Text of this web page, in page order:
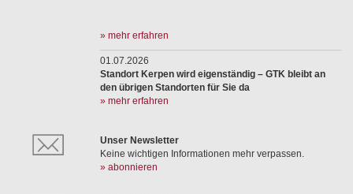
» mehr erfahren
01.07.2026
Standort Kerpen wird eigenständig – GTK bleibt an
den übrigen Standorten für Sie da
» mehr erfahren
Unser Newsletter
Keine wichtigen Informationen mehr verpassen.
» abonnieren